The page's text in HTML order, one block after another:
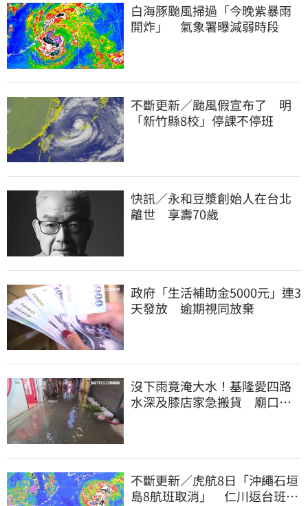
白海豚颱風掃過「今晚紫暴雨
開炸」 氣象署曝減弱時段
不斷更新／颱風假宣布了 明
「新竹縣8校」停課不停班
快訊／永和豆漿創始人在台北
離世 享壽70歲
政府「生活補助金5000元」連3
天發放 逾期視同放棄
沒下雨竟淹大水！基隆愛四路
水深及膝店家急搬貨 廟口夜
不斷更新／虎航8日「沖繩石垣
島8航班取消」 仁川返台班機